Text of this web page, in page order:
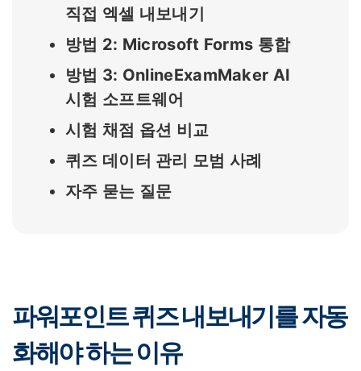
직접 엑셀 내보내기
방법 2: Microsoft Forms 통합
방법 3: OnlineExamMaker AI
시험 소프트웨어
시험 채점 옵션 비교
퀴즈 데이터 관리 모범 사례
자주 묻는 질문
파워포인트 퀴즈 내보내기를 자동
화해야 하는 이유